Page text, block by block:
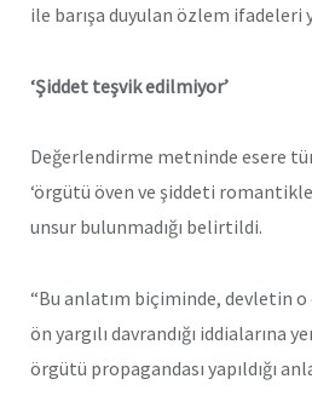
ile barışa duyulan özlem ifadeleri
‘Şiddet teşvik edilmiyor’
Değerlendirme metninde esere
‘örgütü öven ve şiddeti
unsur bulunmadığı belirtildi.
“Bu anlatım biçiminde, devletin
ön yargılı davrandığı iddialarına
örgütü propagandası yapıldığı